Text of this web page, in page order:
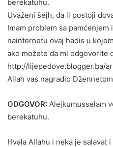
berekatuhu.
Uvaženi šejh, da li postoji
Imam problem sa pamćenjem
nainternetu ovaj hadis u
ako možete da mi odgovorite
http://lijepedove.blogger.ba/
Allah vas nagradio
ODGOVOR: Alejkumusselam
berekatuhu.
Hvala Allahu i neka je salavat